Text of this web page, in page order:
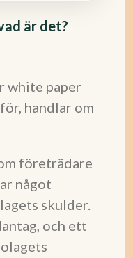
är det?
white paper
handlar om
företrädare
något
skulder.
och ett